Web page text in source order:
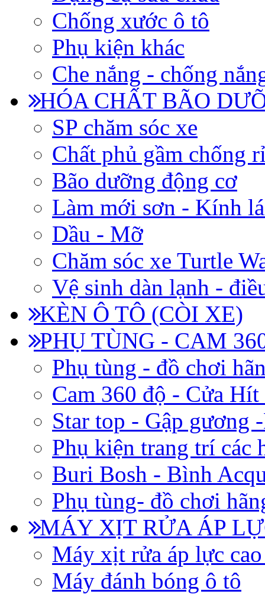
Chống xước ô tô
Phụ kiện khác
Che nắng - chống
HÓA CHẤT BÃO
SP chăm sóc xe
Chất phủ gầm chống
Bão dưỡng động cơ
Làm mới sơn - Kính
Dầu - Mỡ
Chăm sóc xe Turtle
Vệ sinh dàn lạnh -
KÈN Ô TÔ (CÒI XE)
PHỤ TÙNG - CAM
Phụ tùng - đồ chơi
Cam 360 độ - Cửa
Star top - Gập gương
Phụ kiện trang trí các
Buri Bosh - Bình
Phụ tùng- đồ chơi
MÁY XỊT RỬA ÁP
Máy xịt rửa áp lực
Máy đánh bóng ô tô